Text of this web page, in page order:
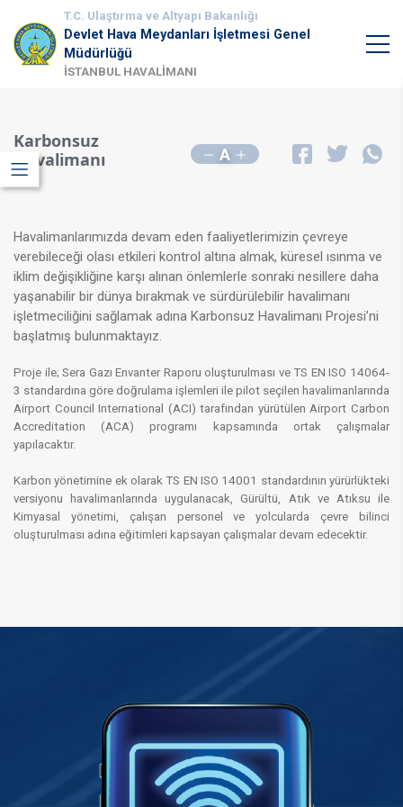
T.C. Ulaştırma ve Altyapı Bakanlığı
Devlet Hava Meydanları İşletmesi Genel
Müdürlüğü
İSTANBUL HAVALİMANI
Karbonsuz
Havalimanı
A
Havalimanla​rımızda devam eden faaliyetlerimizin çevreye
verebileceği olası etkileri kontrol altına almak, küresel ısınma ve
iklim değişikliğine karşı alınan önlemlerle sonraki nesillere daha
yaşanabilir bir dünya bırakmak ve sürdürülebilir havalimanı
işletmeciliğini sağlamak adına Karbonsuz Havalimanı Projesi’ni
başlatmış bulunmaktayız. ​
Proje ile; Sera Gazı Envanter Raporu oluşturulması ve TS EN ISO 14064-
3 standardına göre doğrulama işlemleri ile pilot seçilen havalimanlarında
Airport Council International (ACI) tarafından yürütülen Airport Carbon
Accreditation (ACA) programı kapsamında ortak çalışmalar
yapılacaktır.
Karbon yönetimine ek olarak TS EN ISO 14001 standardının yürürlükteki
versiyonu havalimanlarında uygulanacak, Gürültü, Atık ve Atıksu ile
Kimyasal yönetimi, çalışan personel ve yolcularda çevre bilinci
oluşturulması adına eğitimleri kapsayan çalışmalar devam edecektir.